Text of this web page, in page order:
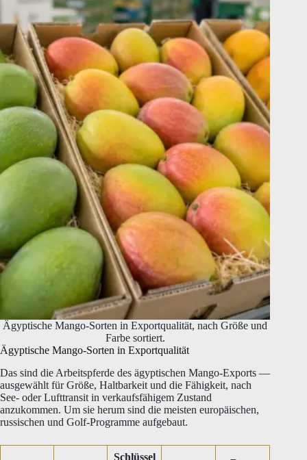
Ägyptische Mango-Sorten in Exportqualität, nach Größe und
Farbe sortiert.
Ägyptische Mango-Sorten in Exportqualität
Das sind die Arbeitspferde des ägyptischen Mango-Exports —
ausgewählt für Größe, Haltbarkeit und die Fähigkeit, nach
See- oder Lufttransit in verkaufsfähigem Zustand
anzukommen. Um sie herum sind die meisten europäischen,
russischen und Golf-Programme aufgebaut.
Schlüssel